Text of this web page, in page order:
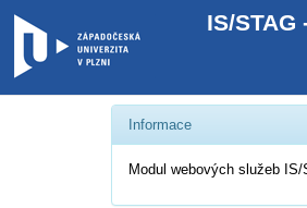
IS/
Informace
Modul webových služeb